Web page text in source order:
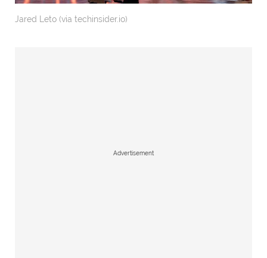
Jared Leto (via techinsider.io)
Advertisement